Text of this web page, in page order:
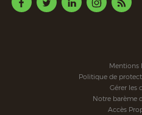
Mentions
Politique de
Gérer les
Notre barème
Accès